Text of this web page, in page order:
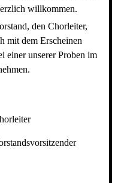
willkommen.
den Chorleiter,
mit dem Erscheinen
einer unserer Proben im